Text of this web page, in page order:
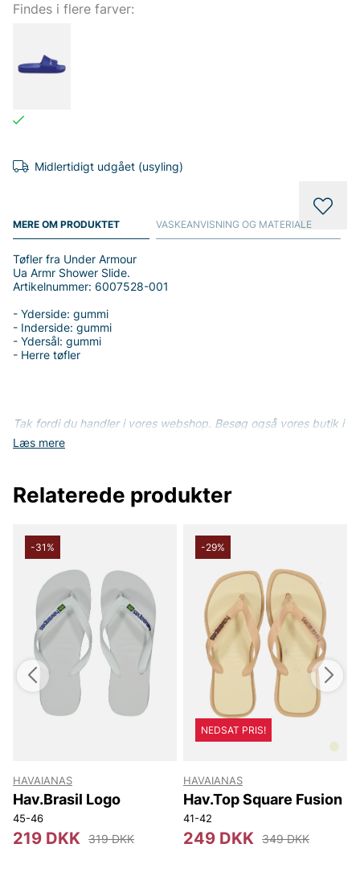
Findes i flere farver:
Midlertidigt udgået (usyling)
MERE OM PRODUKTET
Læs mere
Tøfler fra Under Armour
Ua Armr Shower Slide.
Artikelnummer: 6007528-001
- Yderside: gummi
- Inderside: gummi
- Ydersål: gummi
- Herre tøfler
Tak fordi du handler i vores webshop. Besøg også vores butik i
Vingåker.
VASKEANVISNING OG MATERIALE
Relaterede produkter
-31%
HAVAIANAS
Hav.Brasil Logo
45-46
219 DKK 319 DKK
-29%
NEDSAT PRIS!
HAVAIANAS
Hav.Top Square Fusion
41-42
249 DKK 349 DKK